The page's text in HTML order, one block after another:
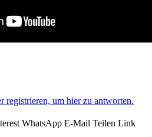
registrieren, um hier zu antworten.
WhatsApp E-Mail Teilen Link